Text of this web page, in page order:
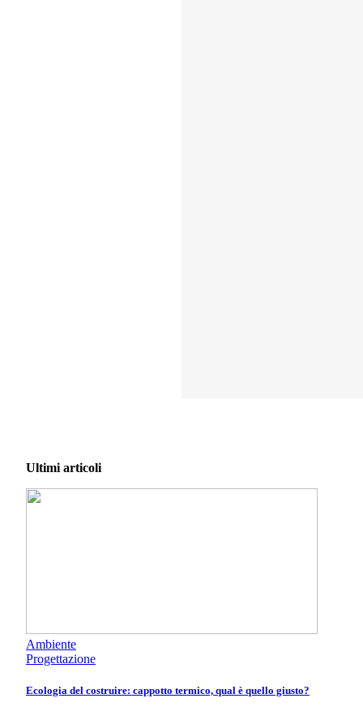
Ultimi articoli
Ambiente
Progettazione
Ecologia del costruire: cappotto termico, qual è quello giusto?